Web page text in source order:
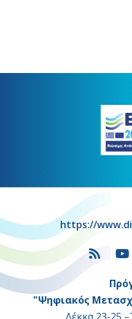
https://
"Ψηφιακός